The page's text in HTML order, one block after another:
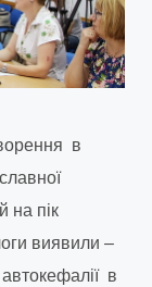
в
на пік
виявили –
в